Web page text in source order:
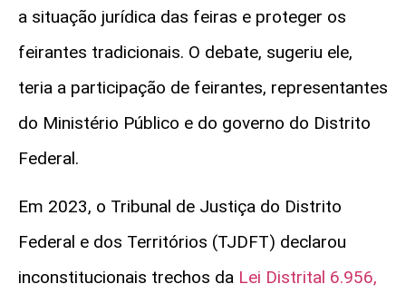
a situação jurídica das feiras e proteger os
feirantes tradicionais. O debate, sugeriu ele,
teria a participação de feirantes, representantes
do Ministério Público e do governo do Distrito
Federal.
Em 2023, o Tribunal de Justiça do Distrito
Federal e dos Territórios (TJDFT) declarou
inconstitucionais trechos da Lei Distrital 6.956,